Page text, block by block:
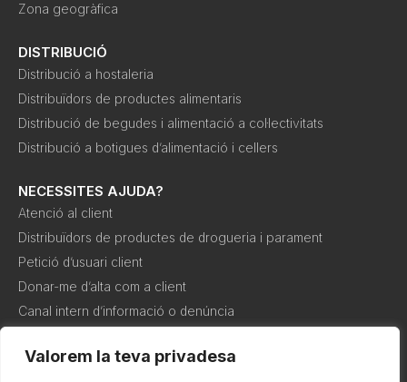
Valorem la teva privadesa
Zona geogràfica
DISTRIBUCIÓ
Distribució a hostaleria
Distribuïdors de productes alimentaris
Distribució de begudes i alimentació a col·lectivitats
Distribució a botigues d’alimentació i cellers
NECESSITES AJUDA?
Atenció al client
Distribuïdors de productes de drogueria i parament
Petició d’usuari client
Donar-me d’alta com a client
Canal intern d’informació o denúncia
Política de